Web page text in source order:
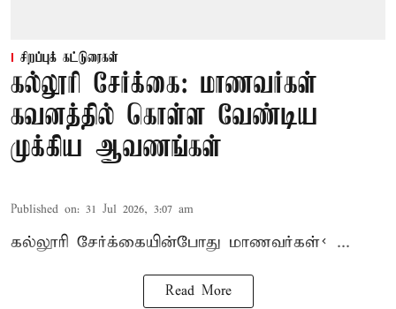
சிறப்புக் கட்டுரைகள்
கல்லூரி சேர்க்கை: மாணவர்கள்
கவனத்தில் கொள்ள வேண்டிய
முக்கிய ஆவணங்கள்
Published on: 31 Jul 2026, 3:07 am
கல்லூரி சேர்க்கையின்போது மாணவர்கள்< ...
Read More